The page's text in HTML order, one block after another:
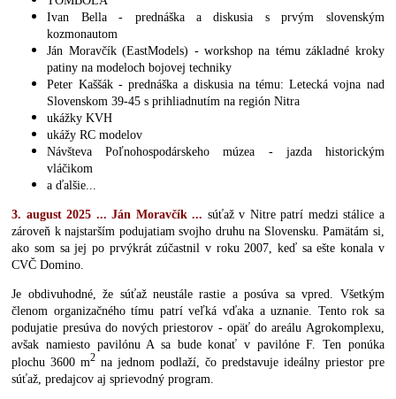
Ivan Bella - prednáška a diskusia s prvým slovenským
kozmonautom
Ján Moravčík (EastModels) - workshop na tému základné kroky
patiny na modeloch bojovej techniky
Peter Kaššák - prednáška a diskusia na tému: Letecká vojna nad
Slovenskom 39-45 s prihliadnutím na región Nitra
ukážky KVH
ukážy RC modelov
Návšteva Poľnohospodárskeho múzea - jazda historickým
vláčikom
a ďalšie...
3. august 2025 ... Ján Moravčík ... súťaž v Nitre patrí medzi stálice a
zároveň k najstarším podujatiam svojho druhu na Slovensku. Pamätám si,
ako som sa jej po prvýkrát zúčastnil v roku 2007, keď sa ešte konala v
CVČ Domino.
Je obdivuhodné, že súťaž neustále rastie a posúva sa vpred. Všetkým
členom organizačného tímu patrí veľká vďaka a uznanie. Tento rok sa
podujatie presúva do nových priestorov - opäť do areálu Agrokomplexu,
avšak namiesto pavilónu A sa bude konať v pavilóne F. Ten ponúka
plochu 3600 m2 na jednom podlaží, čo predstavuje ideálny priestor pre
súťaž, predajcov aj sprievodný program.